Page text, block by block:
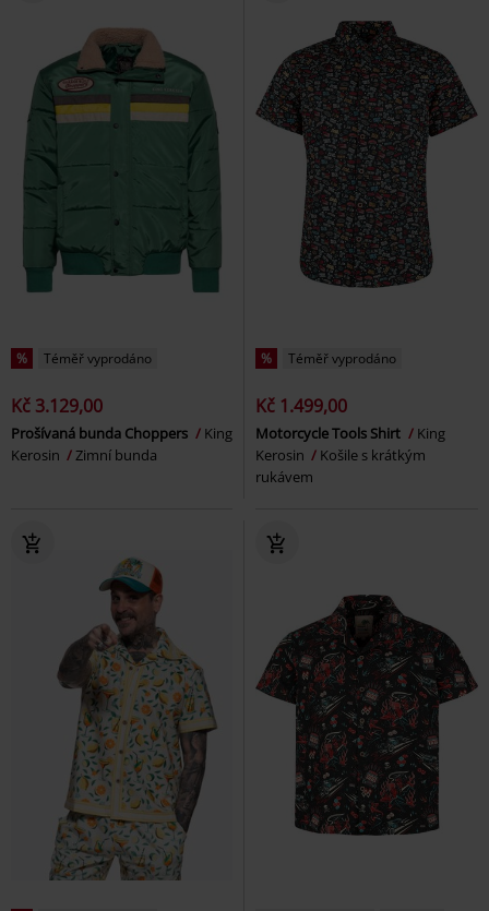
% Téměř vyprodáno
Kč 3.129,00
Prošívaná bunda Choppers
King
Kerosin
Zimní bunda
% Téměř vyprodáno
Kč 1.499,00
Motorcycle Tools Shirt
King
Kerosin
Košile s krátkým
rukávem